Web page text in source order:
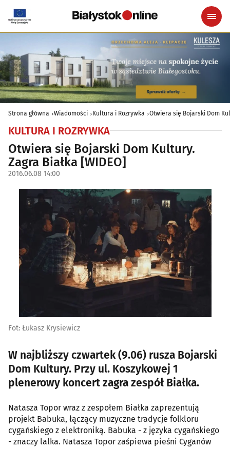
Strona główna Wiadomości Kultura i Rozrywka Otwiera się Bojarski Dom
KULTURA I ROZRYWKA
Otwiera się Bojarski Dom Kultury.
Zagra Białka [WIDEO]
2016.06.08 14:00
Fot: Łukasz Krysiewicz
W najbliższy czwartek (9.06) rusza Bojarski
Dom Kultury. Przy ul. Koszykowej 1
plenerowy koncert zagra zespół Białka.
Natasza Topor wraz z zespołem Białka zaprezentują
projekt Babuka, łączący muzyczne tradycje folkloru
cygańskiego z elektroniką. Babuka - z języka cygańskiego
- znaczy lalka. Natasza Topor zaśpiewa pieśni Cyganów